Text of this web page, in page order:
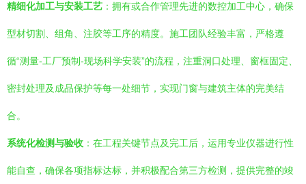
精细化加工与安装工艺 ：拥有或合作管理先进的数控加工中心，确保
型材切割、组角、注胶等工序的精度。施工团队经验丰富，严格遵
循“测量-工厂预制-现场科学安装”的流程，注重洞口处理、窗框固定、
密封处理及成品保护等每一处细节，实现门窗与建筑主体的完美结
合。
系统化检测与验收 ：在工程关键节点及完工后，运用专业仪器进行性
能自查，确保各项指标达标，并积极配合第三方检测，提供完整的竣